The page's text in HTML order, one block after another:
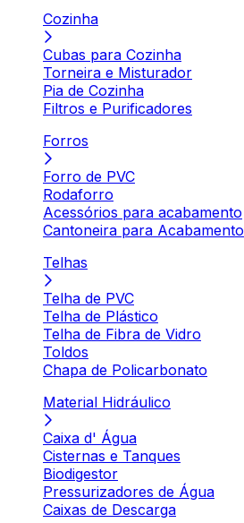
Cozinha
Cubas para Cozinha
Torneira e Misturador
Pia de Cozinha
Filtros e Purificadores
Forros
Forro de PVC
Rodaforro
Acessórios para acabamento
Cantoneira para Acabamento
Telhas
Telha de PVC
Telha de Plástico
Telha de Fibra de Vidro
Toldos
Chapa de Policarbonato
Material Hidráulico
Caixa d' Água
Cisternas e Tanques
Biodigestor
Pressurizadores de Água
Caixas de Descarga